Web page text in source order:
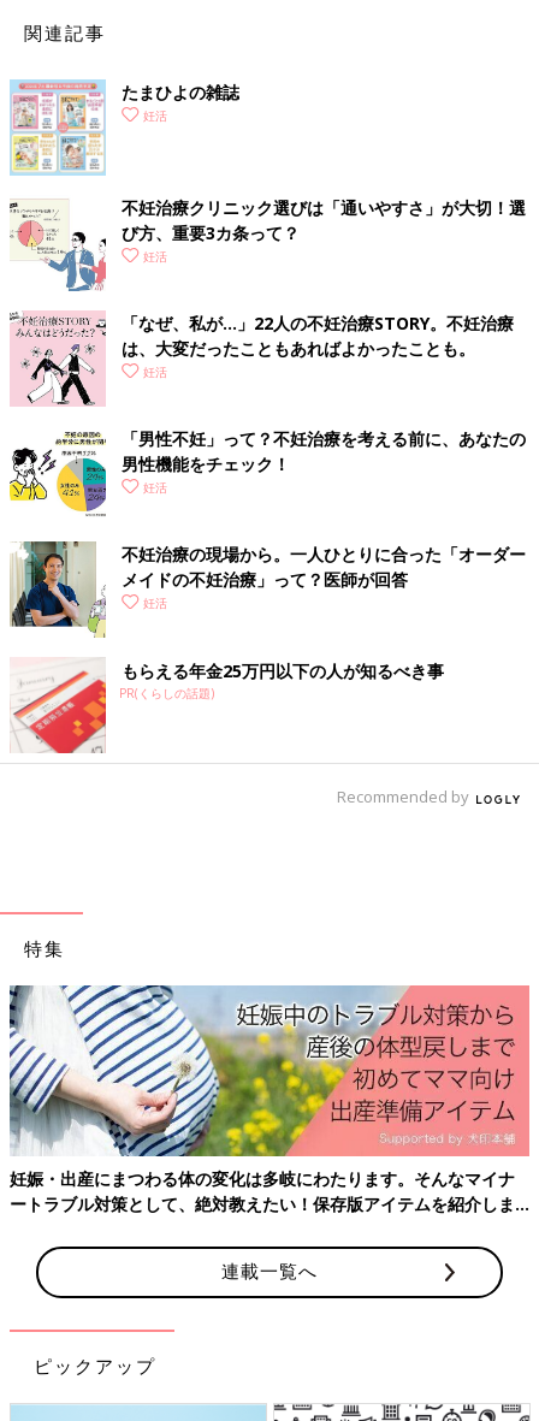
氏名やメールアドレス、クレジットカード情報などを登録後、予
約メニューより希望の診療と日時を予約。
【Step2】オンラインで精液検査を希望する場合は
精子観察動画をアップロードする
0721・38
精子観察動画を撮影できる「TENGAメンズルーペ」を購入し、
撮影結果を指定のURLへアップロード。
をルーペで目視できる。専用アプリが観察の手順を教えてくれ、
初めてでも使いやすい。
関連記事
たまひよの雑誌
妊活
不妊治療クリニック選びは「通いやすさ」が大切！選
び方、重要3カ条って？
妊活
「なぜ、私が…」22人の不妊治療STORY。不妊治療
は、大変だったこともあればよかったことも。
妊活
「男性不妊」って？不妊治療を考える前に、あなたの
男性機能をチェック！
妊活
不妊治療の現場から。一人ひとりに合った「オーダー
メイドの不妊治療」って？医師が回答
妊活
もらえる年金25万円以下の人が知るべき事
PR(くらしの話題)
Recommended by
特集
妊娠・出産にまつわる体の変化は多岐にわたります。そんなマイナ
ートラブル対策として、絶対教えたい！保存版アイテムを紹介しま
連載一覧へ
ピックアップ